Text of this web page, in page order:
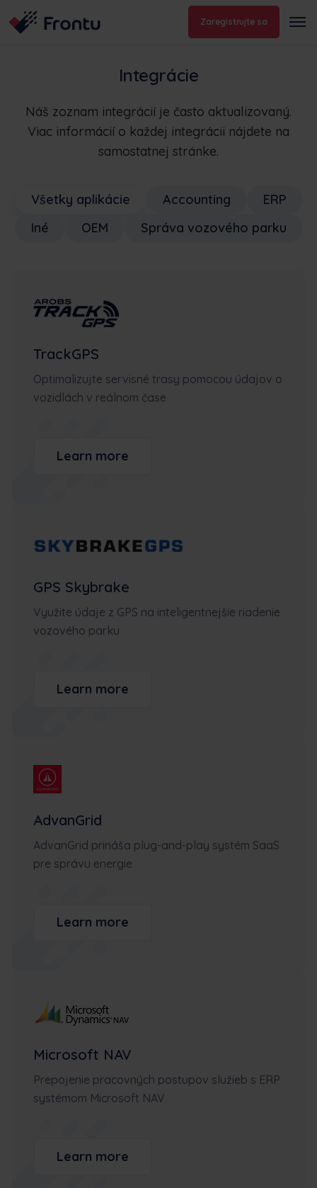
Zaregistrujte sa
Integrácie
Náš zoznam integrácií je často aktualizovaný.
Viac informácií o každej integrácii nájdete na
samostatnej stránke.
Všetky aplikácie Accounting
ERP
Iné
OEM Správa vozového parku
TrackGPS
Optimalizujte servisné trasy pomocou údajov o
vozidlách v reálnom čase
Learn more
GPS Skybrake
Využite údaje z GPS na inteligentnejšie riadenie
vozového parku
Learn more
AdvanGrid
AdvanGrid prináša plug-and-play systém SaaS
pre správu energie
Learn more
Microsoft NAV
Prepojenie pracovných postupov služieb s ERP
systémom Microsoft NAV
Learn more